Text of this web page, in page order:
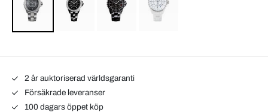
2 år auktoriserad världsgaranti
Försäkrade leveranser
100 dagars öppet köp